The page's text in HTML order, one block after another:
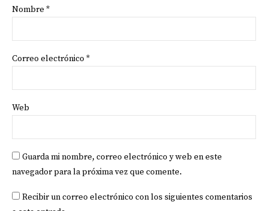
Nombre *
Correo electrónico *
Web
Guarda mi nombre, correo electrónico y web en este
navegador para la próxima vez que comente.
Recibir un correo electrónico con los siguientes comentarios